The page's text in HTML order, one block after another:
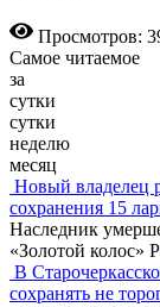
Просмотров:
Самое читаемое
за
сутки
сутки
неделю
месяц
Новый владелец
сохранения 15
Наследник
«Золотой колос»
В
сохранять не